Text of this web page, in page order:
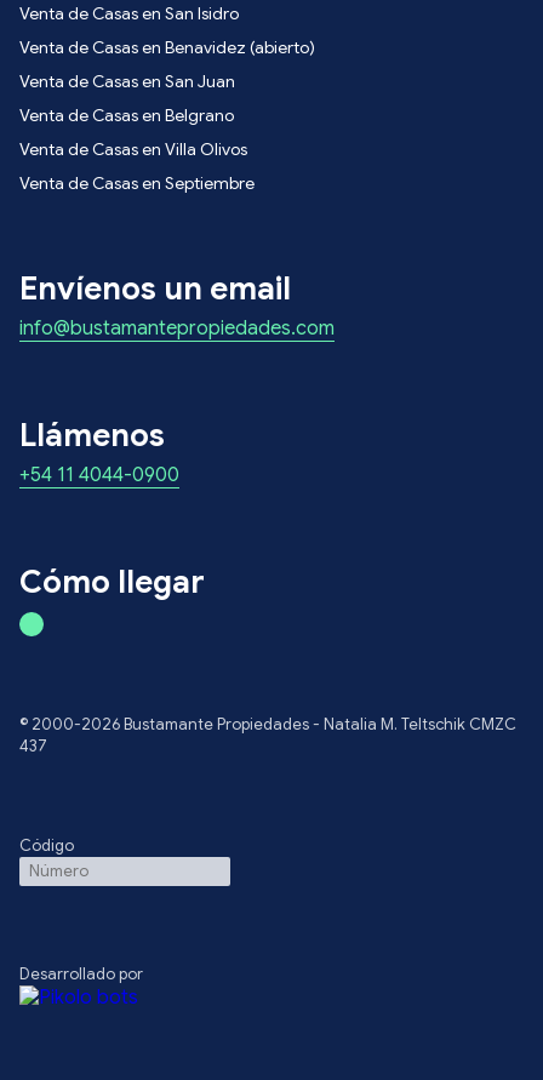
Venta de Casas en San Isidro
Venta de Casas en Benavidez (abierto)
Venta de Casas en San Juan
Venta de Casas en Belgrano
Venta de Casas en Villa Olivos
Venta de Casas en Septiembre
Envíenos un email
info@bustamantepropiedades.com
Llámenos
+54 11 4044-0900
Cómo llegar
© 2000-2026 Bustamante Propiedades - Natalia M. Teltschik CMZC
437
Código
Desarrollado por